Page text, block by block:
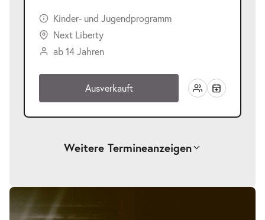
Kinder- und Jugendprogramm
Next Liberty
ab 14 Jahren
Ausverkauft
Weitere Termineanzeigen
Der Koffer der Adele Kurzweil-
Mi. 25.11.2026
Bildergalerie
überspringen